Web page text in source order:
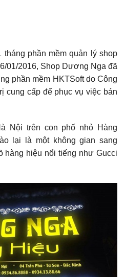
phần mềm quản lý shop
01/2016, Shop Dương Nga đã
phần mềm HKTSoft do Công
cung cấp để phục vụ việc bán
Nội trên con phố nhỏ Hàng
lại là một không gian sang
hàng hiệu nổi tiếng như Gucci